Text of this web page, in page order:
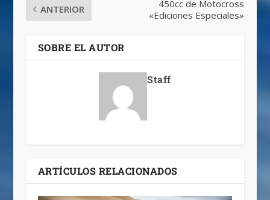
ANTERIOR
450cc de Motocross
«Ediciones Especiales»
SOBRE EL AUTOR
Staff
ARTÍCULOS RELACIONADOS